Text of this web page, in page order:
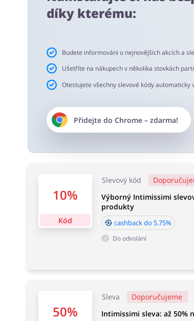
Doporučujeme používání doplňku do
slevové kódy a cashback.
Doba akceptace cashbacku:
Průměrná doba akceptace Cashback w
díky kterému:
Budete informováni o nejnovějších akcích a
Ušetříte na nákupech v několika stovkách
Otestujete všechny slevové kódy
Přidejte do Chrome– zdarma!
10%
Kód
Slevový kód
Výborný Intimissimi
produkty
cashback do 5.75%
Do odvolání
50%
Sleva
Doporučujeme
Intimissimi sleva: až